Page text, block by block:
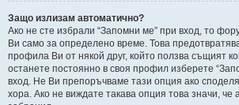
Защо излизам автоматично?
Ако не сте избрали “Запомни ме” при вход, то
Ви само за определено време. Това
профила Ви от някой друг, който ползва същият
останете постоянно в своя профил изберете
вход. Не Ви препоръчваме тази опция ако
хора. Ако не виждате такава опция това значи, че